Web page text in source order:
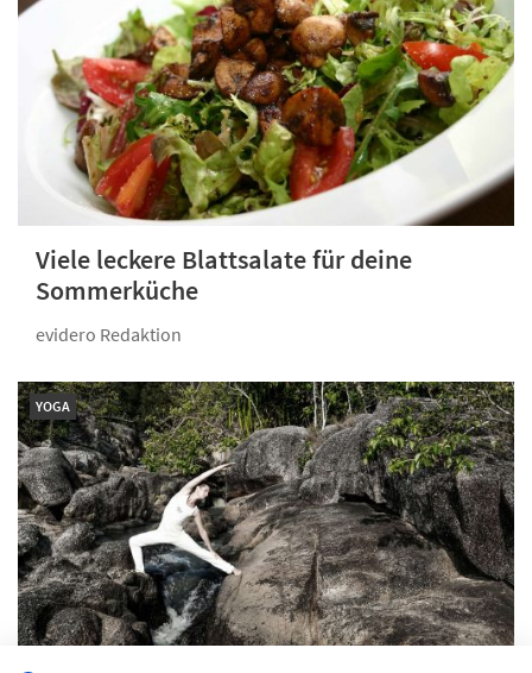
Viele leckere Blattsalate für deine
Sommerküche
evidero Redaktion
YOGA